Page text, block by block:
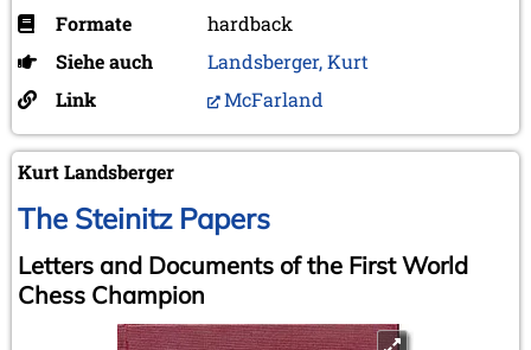
Formate
hardback
Siehe auch
Landsberger, Kurt
Link
McFarland
Kurt Landsberger
The Steinitz Papers
Letters and Documents of the First World
Chess Champion